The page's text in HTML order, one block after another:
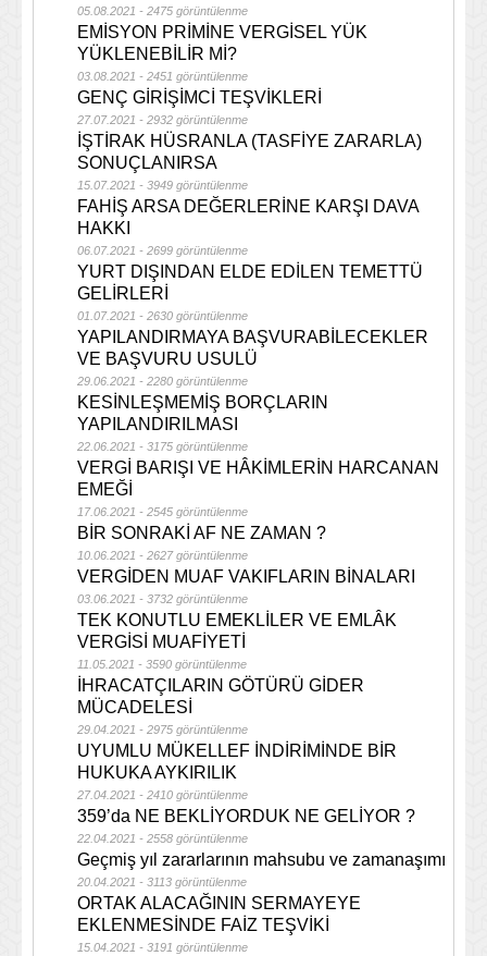
05.08.2021 - 2475 görüntülenme
EMİSYON PRİMİNE VERGİSEL YÜK
YÜKLENEBİLİR Mİ?
03.08.2021 - 2451 görüntülenme
GENÇ GİRİŞİMCİ TEŞVİKLERİ
27.07.2021 - 2932 görüntülenme
İŞTİRAK HÜSRANLA (TASFİYE ZARARLA)
SONUÇLANIRSA
15.07.2021 - 3949 görüntülenme
FAHİŞ ARSA DEĞERLERİNE KARŞI DAVA
HAKKI
06.07.2021 - 2699 görüntülenme
YURT DIŞINDAN ELDE EDİLEN TEMETTÜ
GELİRLERİ
01.07.2021 - 2630 görüntülenme
YAPILANDIRMAYA BAŞVURABİLECEKLER
VE BAŞVURU USULÜ
29.06.2021 - 2280 görüntülenme
KESİNLEŞMEMİŞ BORÇLARIN
YAPILANDIRILMASI
22.06.2021 - 3175 görüntülenme
VERGİ BARIŞI VE HÂKİMLERİN HARCANAN
EMEĞİ
17.06.2021 - 2545 görüntülenme
BİR SONRAKİ AF NE ZAMAN ?
10.06.2021 - 2627 görüntülenme
VERGİDEN MUAF VAKIFLARIN BİNALARI
03.06.2021 - 3732 görüntülenme
TEK KONUTLU EMEKLİLER VE EMLÂK
VERGİSİ MUAFİYETİ
11.05.2021 - 3590 görüntülenme
İHRACATÇILARIN GÖTÜRÜ GİDER
MÜCADELESİ
29.04.2021 - 2975 görüntülenme
UYUMLU MÜKELLEF İNDİRİMİNDE BİR
HUKUKA AYKIRILIK
27.04.2021 - 2410 görüntülenme
359’da NE BEKLİYORDUK NE GELİYOR ?
22.04.2021 - 2558 görüntülenme
Geçmiş yıl zararlarının mahsubu ve zamanaşımı
20.04.2021 - 3113 görüntülenme
ORTAK ALACAĞININ SERMAYEYE
EKLENMESİNDE FAİZ TEŞVİKİ
15.04.2021 - 3191 görüntülenme